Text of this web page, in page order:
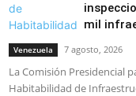
mil
Venezuela 7 agosto, 2026
La Comisión Presidencial
Habitabilidad de